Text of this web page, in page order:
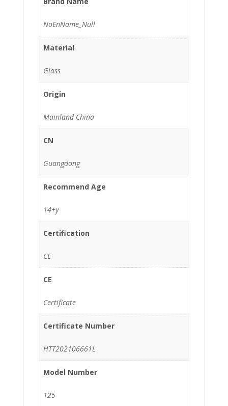
NoEnName_Null
Material
Glass
Origin
Mainland China
CN
Guangdong
Recommend Age
14+y
Certification
CE
CE
Certificate
Certificate Number
HTT202106661L
Model Number
125